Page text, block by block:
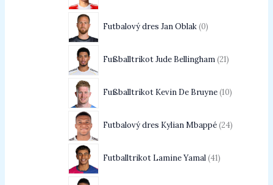
Futbalový dres Jan Oblak 0
Fußballtrikot Jude Bellingham 21
Fußballtrikot Kevin De Bruyne 10
Futbalový dres Kylian Mbappé 24
Futballtrikot Lamine Yamal 41